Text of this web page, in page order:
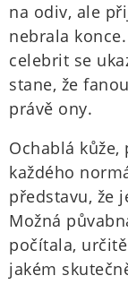
na odiv, ale
nebrala
celebrit se
stane, že
právě ony.
Ochablá
každého
představu, že
Možná
počítala,
jakém